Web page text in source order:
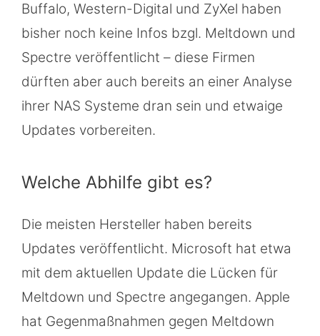
Buffalo, Western-Digital und ZyXel haben
bisher noch keine Infos bzgl. Meltdown und
Spectre veröffentlicht – diese Firmen
dürften aber auch bereits an einer Analyse
ihrer NAS Systeme dran sein und etwaige
Updates vorbereiten.
Welche Abhilfe gibt es?
Die meisten Hersteller haben bereits
Updates veröffentlicht. Microsoft hat etwa
mit dem aktuellen Update die Lücken für
Meltdown und Spectre angegangen. Apple
hat Gegenmaßnahmen gegen Meltdown